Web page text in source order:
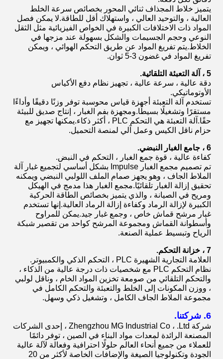
يتميز خلاط المجذاف ثنائي المحور بخصائص سرعة الخلط
العالية ، والتوحيد العالي ، واستهلاك أقل للطاقة.لا يمكن فصل
المواد ذات الاختلافات الكبيرة في الخواص الفيزيائية مثل الثقل
النوعي وحجم الجسيمات والشكل بسهولة عند مزجها في
الخلاط.يتم تفريغ المواد عن طريق التحكم الهوائي ، ويمكن
تفريغ المواد في غضون 3-5 ثوان.
5 ، آلة التعبئة التلقائية.
دقة عالية ، سرعة عالية ، تجهيز نظام دفع الأكياس
الأوتوماتيكي.
تستخدم آلة التعبئة أجهزة قياس محوسبة توفر وزنًا دقيقًا وأداءًا
مستقرًا وتشغيلًا بسيطًا.ومجهزة بفم الغبار ، إنتاج صديق للبيئة
حقًا.آلة التعبئة هي التحكم PLC ، أكثر ذكاء.يمكنها تجهيز مع
حزام ناقل الكيس وعمل آلي لمنصة التحميل.
6 ، جامع الغبار النبضي.
كفاءة عالية ، قوة جمع الغبار ، التحكم في النبض.
تم تصميم مجمع الغبار Impulse بشكل أساسي لتجميع غبار آلة
الملاط الجاف ، وهو يجهز صمام الملف اللولبي النبضي ويمكنه
تحقيق إزالة الغبار تلقائيًا.مجمع الغبار هذا مدمج في الهيكل
ومريح في الصيانة ، والذي يتميز بخصائص الطاقة الحركية
الكبيرة لإزالة الرماد وكفاءة إزالة الرماد العالية.إنها تستخدم
غبار مرشح قماش خاص ، وجمع غبار جيد.يمكن للمراوح
وأسطوانة القماش ومجموعة المرشح كواحد من تقصير شبكة
الرياح وتبسيط عملية الصنعة.
7 ، خزانة التحكم.
العلامة التجارية الشهيرة PLC ، التحكم الذكي والكمبيوتر.
نظام التحكم PLC مع شخصيات ذات درجة عالية من الذكاء ،
والتحكم التلقائي من صومعة تخزين المواد الخام ، وناقل لولبي
، ووزن المكونات إلى الخلط والتعبئة والتحكم الكامل في
مجموعة الملاط الجاف الكامل ، وتشغيل ذكي وسهل.
6. شركتنا.
شركة Zhengzhou MG Industrial Co ، .Ltd ، إحدى الشركات
المصنعة الرائدة لمعدات مواد البناء في الصين ، توفر دائمًا
للعملاء من جميع أنحاء العالم حلولًا احترافية وفعالة لآلة عالية
الجودة وتكنولوجيا الصيغة والإضافات الخاصة لأكثر من 20